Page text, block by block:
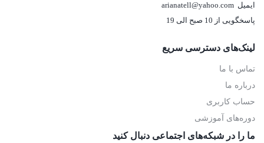
ایمیل arianatell@yahoo.com
پاسخگویی از 10 صبح الی 19
لینک‌های دسترسی سریع
تماس با ما
درباره ما
حساب کاربری
دوره‌های آموزشی
ما را در شبکه‌های اجتماعی دنبال کنید